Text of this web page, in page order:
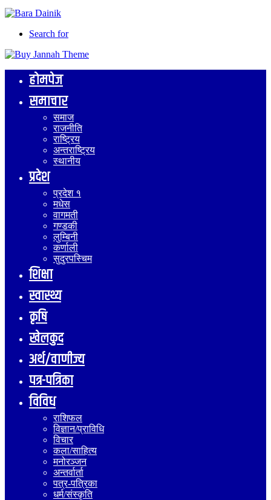
Search for
होमपेज
समाचार
समाज
राजनीति
राष्ट्रिय
अन्तराष्ट्रिय
स्थानीय
प्रदेश
प्रदेश १
मधेस
वागमती
गण्डकी
लुम्बिनी
कर्णाली
सुदुरपस्चिम
शिक्षा
स्वास्थ्य
कृषि
खेलकुद
अर्थ/वाणीज्य
पत्र-पत्रिका
विविध
राशिफल
विज्ञान/प्राविधि
विचार
कला/साहित्य
मनोरञ्जन
अन्तर्वार्ता
पत्र-पत्रिका
धर्म/संस्कृति